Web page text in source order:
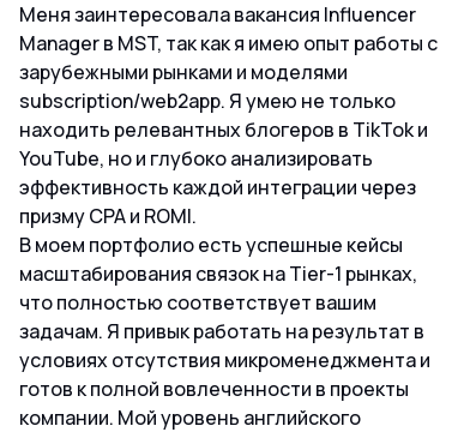
Меня заинтересовала вакансия Influencer
Manager в MST, так как я имею опыт работы с
зарубежными рынками и моделями
subscription/web2app. Я умею не только
находить релевантных блогеров в TikTok и
YouTube, но и глубоко анализировать
эффективность каждой интеграции через
призму CPA и ROMI.
В моем портфолио есть успешные кейсы
масштабирования связок на Tier-1 рынках,
что полностью соответствует вашим
задачам. Я привык работать на результат в
условиях отсутствия микроменеджмента и
готов к полной вовлеченности в проекты
компании. Мой уровень английского